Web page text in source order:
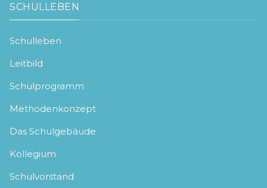
SCHULLEBEN
Schulleben
Leitbild
Schulprogramm
Methodenkonzept
Das Schulgebäude
Kollegium
Schulvorstand